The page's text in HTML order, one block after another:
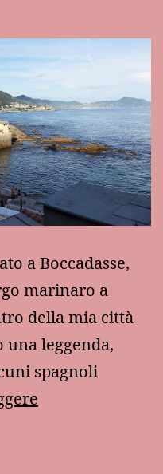
a Boccadasse,
marinaro a
della mia città
una leggenda,
spagnoli